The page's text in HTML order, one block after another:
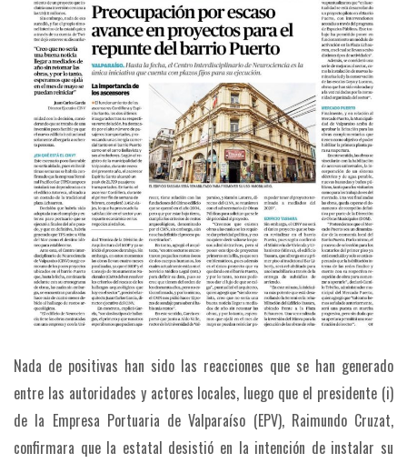
Nada de positivas han sido las reacciones que se han generado
entre las autoridades y actores locales, luego que el presidente (i)
de la Empresa Portuaria de Valparaíso (EPV), Raimundo Cruzat,
confirmara que la estatal desistió en la intención de instalar su